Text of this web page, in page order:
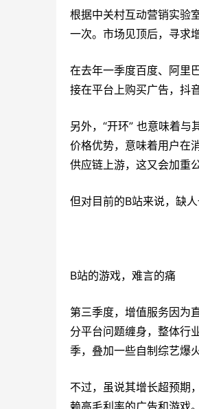
根据中关村互动营销实验
一次。市场见顶后，寻求
在去年一季度百度、阿里
接在平台上购买广告，抖
另外，“开环” 也意味着
价格优势，意味着用户在
供应链上游，这又会加重
但对目前的B站来说，缺人
B站的游戏，难言的痛
第三季度，增值服务因为
分平台问题缠身，整体行
季，叠加一些自制综艺爆
不过，虽说其增长超预期